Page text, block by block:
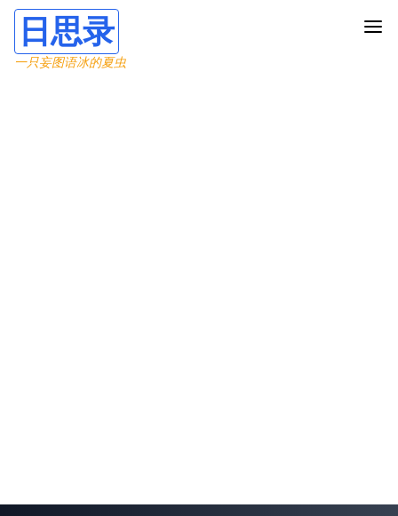
日思录
一只妄图语冰的夏虫